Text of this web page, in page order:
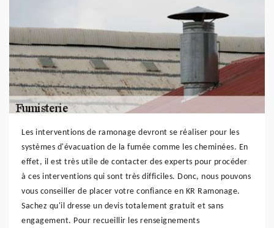
Les interventions de ramonage devront se réaliser pour les
systèmes d'évacuation de la fumée comme les cheminées. En
effet, il est très utile de contacter des experts pour procéder
à ces interventions qui sont très difficiles. Donc, nous pouvons
vous conseiller de placer votre confiance en KR Ramonage.
Sachez qu'il dresse un devis totalement gratuit et sans
engagement. Pour recueillir les renseignements